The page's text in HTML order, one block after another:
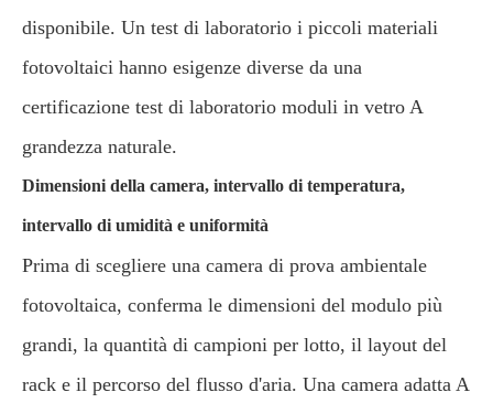
disponibile. Un test di laboratorio i piccoli materiali
fotovoltaici hanno esigenze diverse da una
certificazione test di laboratorio moduli in vetro A
grandezza naturale.
Dimensioni della camera, intervallo di temperatura,
intervallo di umidità e uniformità
Prima di scegliere una camera di prova ambientale
fotovoltaica, conferma le dimensioni del modulo più
grandi, la quantità di campioni per lotto, il layout del
rack e il percorso del flusso d'aria. Una camera adatta A